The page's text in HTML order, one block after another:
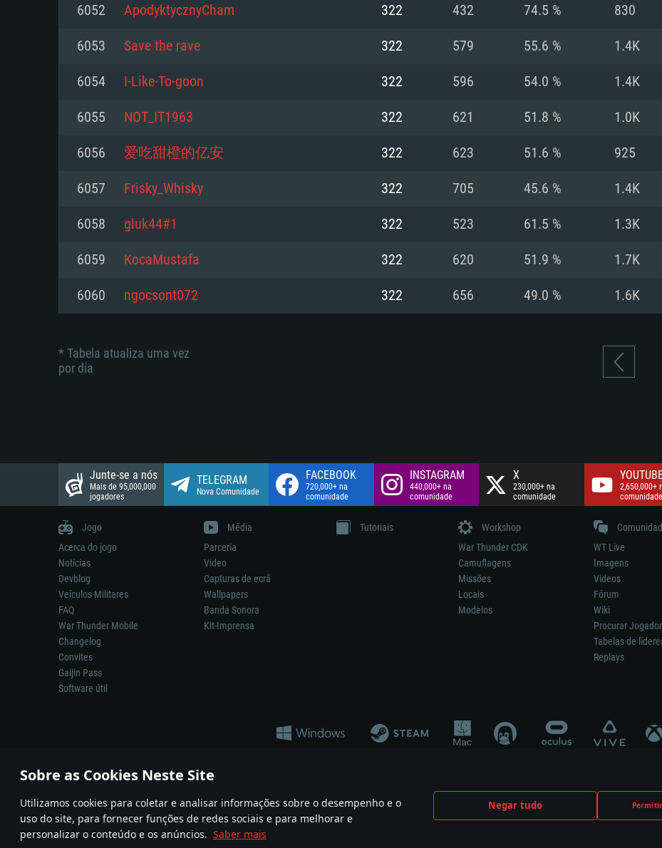
Sobre as Cookies Neste Site
Utilizamos cookies para coletar e analisar informações sobre o desempenho e o
uso do site, para fornecer funções de redes sociais e para melhorar e
personalizar o conteúdo e os anúncios. Saber mais
Negar tudo
77XX / NVIDIA GeForce GTX 660. Resolução
mínima suportada: 720p
Network: Internet de banda larga.
Disco: 23,1 GB
superior
Memória: 16 GB ou
Placa Gráfica:
Nvidia GeForce
mais recente
Processador: Core i5 2.2GHz mínimo (Intel Xeon
não suportado)
Memória: 6 GB
Placa Gráfica: Intel Iris Pro 5200 (Mac),
mínima suportada: 720p com suporte Metal.
Network: Internet de banda larga.
Disco: 21,5 GB
mais recente
Processador: Core
Memória: 8 GB
Placa Gráfica:
suporte Metal.
Network: Internet
Disco: 60,2 GB
do Linux de 64bit
Processador: Dual-Core 2.4 GHz
Memória: 4 GB
Placa Gráfica: NVIDIA 660 com os drivers mais
recentes (não mais de 6 meses) / equivalentes
Vulkan (não mais de 6 meses); Resolução mínima
suportada: 720p.
Network: Internet de banda larga.
Disco: 21,5 GB
recentes (não mais
AMD (Radeon RX
Vulkan.
Network: Internet
Disco: 60,2 GB
6052 ApodyktycznyCham 322 432 74.5 % 830
6053 Save the rave 322 579 55.6 % 1.4K
6054 I-Like-To-goon 322 596 54.0 % 1.4K
6055 NOT_IT1963 322 621 51.8 % 1.0K
6056 爱吃甜橙的亿安 322 623 51.6 % 925
6057 Frisky_Whisky 322 705 45.6 % 1.4K
6058 gluk44#1 322 523 61.5 % 1.3K
6059 KocaMustafa 322 620 51.9 % 1.7K
6060 ngocsont072 322 656 49.0 % 1.6K
* Tabela atualiza uma vez
por dia
Junte-se a nós
Mais de 95,000,000
jogadores
TELEGRAM
Nova Comunidade
FACEBOOK
720,000+ na
comunidade
INSTAGRAM
440,000+ na
comunidade
X
230,000+ na
comunidade
2,650,000+
comunidade
Jogo
Acerca do jogo
Notícias
Devblog
Veículos Militares
FAQ
War Thunder Mobile
Changelog
Convites
Gaijin Pass
Software útil
Média
Parceria
Video
Capturas de ecrã
Wallpapers
Banda Sonora
Kit-Imprensa
Tutoriais
Workshop
War Thunder CDK
Camuflagens
Missões
Locais
Modelos
WT Live
Imagens
Videos
Fórum
Wiki
Procurar
Tabelas de
Replays
A reprodução de qualquer sistema de armas ou veículo neste jogo não significa participação no desenvolvimento, patrocínio ou aval do respetivo
© 2011—2026 Gaijin Games Kft. All trademarks, logos and brand names are the property of their respective owners.
Termos e condições Termos de Serviço